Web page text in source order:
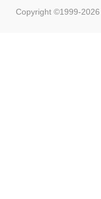
Copyright ©1999-